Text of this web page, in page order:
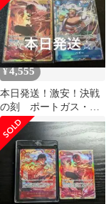
¥4,555
本日発送！激安！決戦
の刻 ポートガス・
D・エースSEC バギー
SRパラレル